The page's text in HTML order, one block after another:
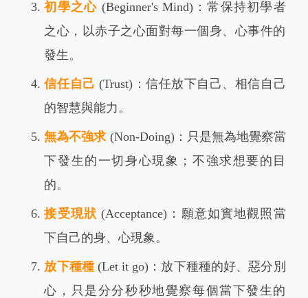
初學之心 (Beginner's Mind)：常保持初學者
之心，以赤子之心面對每一個身、心事件的
發生。
信任自己(Trust)：信任放下自己、相信自己
的智慧與能力。
無為不強求 (Non-Doing)：只是無為地覺察當
下發生的一切身心現象；不強求想要的目
的。
接受現狀(Acceptance)：願意如實地觀照當
下自己的身、心現象。
放下種種(Let it go)：放下種種的好、惡分別
心，只是分分秒秒地覺察每個當下發生的